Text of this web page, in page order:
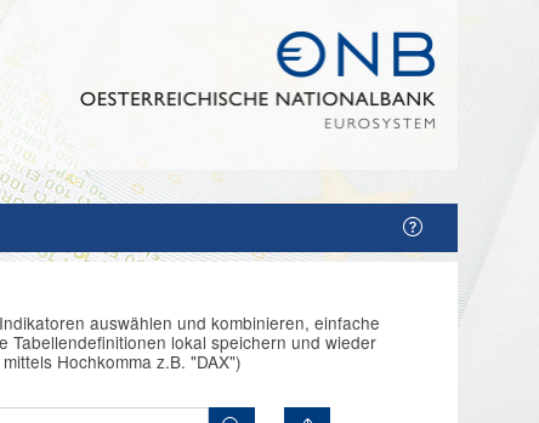
auswählen und kombinieren, einfache
lokal speichern und wieder
Hochkomma z.B. "DAX")